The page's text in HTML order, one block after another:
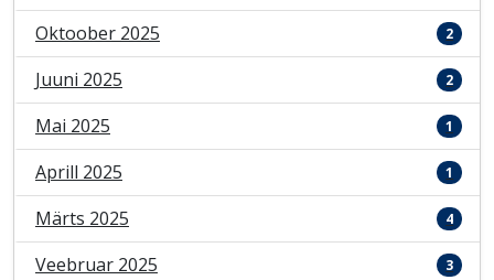
Oktoober 2025 2
Juuni 2025 2
Mai 2025 1
Aprill 2025 1
Märts 2025 4
Veebruar 2025 3